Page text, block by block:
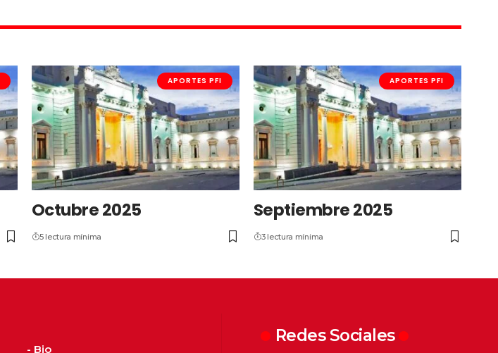
APORTES PFI
Octubre 2025
5 lectura mínima
APORTES PFI
Septiembre 2025
3 lectura mínima
- Bio
Redes Sociales